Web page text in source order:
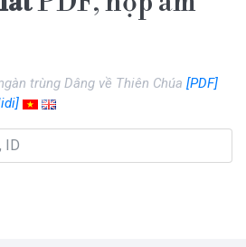
trùng Dâng về Thiên Chúa [PDF]